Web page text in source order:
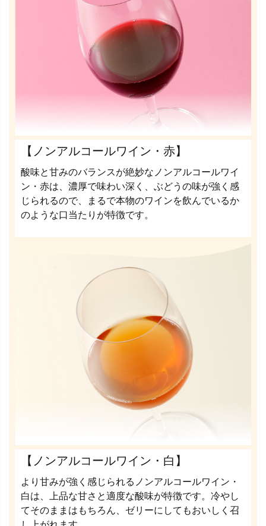
【ノンアルコールワイン・赤】
酸味と甘みのバランスが絶妙なノンアルコールワイ
ン・赤は、濃厚で味わい深く、ぶどうの味が強く感
じられるので、まるで本物のワインを飲んでいるか
のような口当たりが特徴です。
【ノンアルコールワイン・白】
より甘みが強く感じられるノンアルコールワイン・
白は、上品な甘さと適度な酸味が特徴です。冷やし
てそのままはもちろん、ゼリーにしてもおいしく召